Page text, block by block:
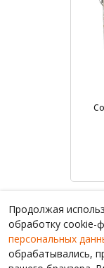
Продолжая
обработку cookie-
персональных
обрабатывались,